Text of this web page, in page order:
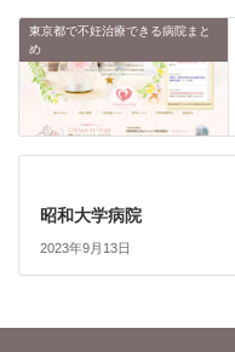
東京都で不妊治療できる病院まと
め
昭和大学病院
2023年9月13日